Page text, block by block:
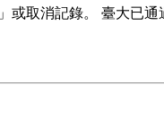
取消記錄。 臺大已